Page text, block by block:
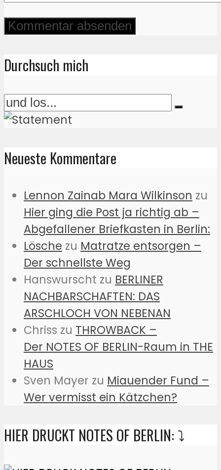
Durchsuch mich
Neueste Kommentare
Lennon Zainab Mara Wilkinson zu
Hier ging die Post ja richtig ab –
Abgefallener Briefkasten in Berlin:
Lösche zu Matratze entsorgen –
Der schnellste Weg
Hanswurscht zu BERLINER
NACHBARSCHAFTEN: DAS
ARSCHLOCH VON NEBENAN
Chriss zu THROWBACK –
Der NOTES OF BERLIN-Raum in THE
HAUS
Sven Mayer zu Miauender Fund –
Wer vermisst ein Kätzchen?
HIER DRUCKT NOTES OF BERLIN: ⤵️